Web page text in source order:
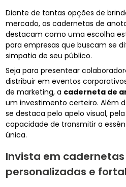
Diante de tantas opções de
mercado, as cadernetas de
destacam como uma escolha
para empresas que buscam se
simpatia de seu público.
Seja para presentear
distribuir em eventos
de marketing, a caderneta de
um investimento certeiro. Além
se destaca pelo apelo visual,
capacidade de transmitir a
única.
Invista em
personalizadas e